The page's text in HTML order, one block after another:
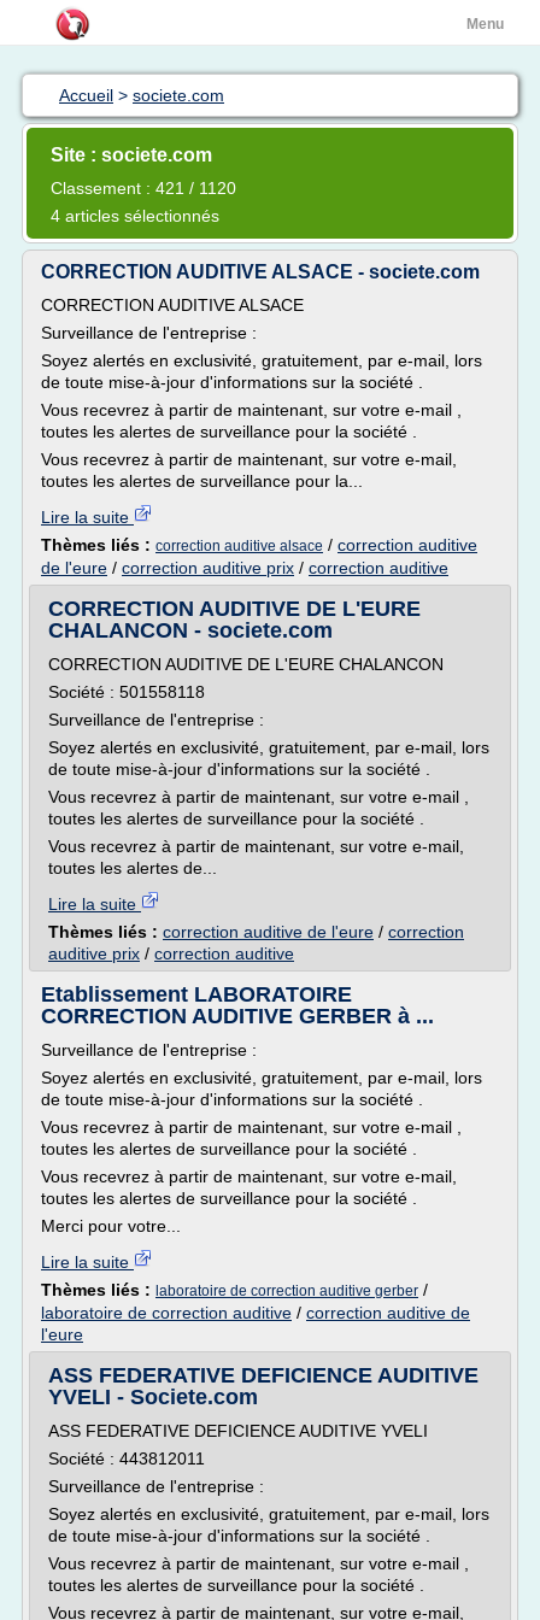
Menu
Accueil > societe.com
Site : societe.com
Classement : 421 / 1120
4 articles sélectionnés
CORRECTION AUDITIVE ALSACE - societe.com
CORRECTION AUDITIVE ALSACE
Surveillance de l'entreprise :
Soyez alertés en exclusivité, gratuitement, par e-mail, lors
de toute mise-à-jour d'informations sur la société .
Vous recevrez à partir de maintenant, sur votre e-mail ,
toutes les alertes de surveillance pour la société .
Vous recevrez à partir de maintenant, sur votre e-mail,
toutes les alertes de surveillance pour la...
Lire la suite
Thèmes liés : correction auditive alsace / correction auditive
de l'eure / correction auditive prix / correction auditive
CORRECTION AUDITIVE DE L'EURE
CHALANCON - societe.com
CORRECTION AUDITIVE DE L'EURE CHALANCON
Société : 501558118
Surveillance de l'entreprise :
Soyez alertés en exclusivité, gratuitement, par e-mail, lors
de toute mise-à-jour d'informations sur la société .
Vous recevrez à partir de maintenant, sur votre e-mail ,
toutes les alertes de surveillance pour la société .
Vous recevrez à partir de maintenant, sur votre e-mail,
toutes les alertes de...
Lire la suite
Thèmes liés : correction auditive de l'eure / correction
auditive prix / correction auditive
Etablissement LABORATOIRE
CORRECTION AUDITIVE GERBER à ...
Surveillance de l'entreprise :
Soyez alertés en exclusivité, gratuitement, par e-mail, lors
de toute mise-à-jour d'informations sur la société .
Vous recevrez à partir de maintenant, sur votre e-mail ,
toutes les alertes de surveillance pour la société .
Vous recevrez à partir de maintenant, sur votre e-mail,
toutes les alertes de surveillance pour la société .
Merci pour votre...
Lire la suite
Thèmes liés : laboratoire de correction auditive gerber /
laboratoire de correction auditive / correction auditive de
l'eure
ASS FEDERATIVE DEFICIENCE AUDITIVE
YVELI - Societe.com
ASS FEDERATIVE DEFICIENCE AUDITIVE YVELI
Société : 443812011
Surveillance de l'entreprise :
Soyez alertés en exclusivité, gratuitement, par e-mail, lors
de toute mise-à-jour d'informations sur la société .
Vous recevrez à partir de maintenant, sur votre e-mail ,
toutes les alertes de surveillance pour la société .
Vous recevrez à partir de maintenant, sur votre e-mail,